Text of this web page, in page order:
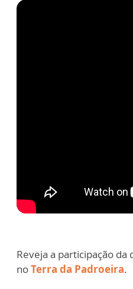
Reveja a participação da
noTerra da Padroeira.